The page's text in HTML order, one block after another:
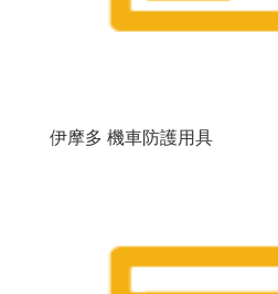
伊摩多 機車防護用具